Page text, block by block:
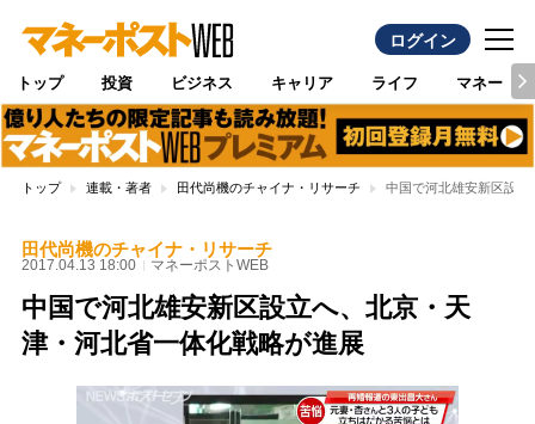
ログイン
トップ 投資 ビジネス キャリア ライフ マネー
トップ 連載・著者 田代尚機のチャイナ・リサーチ 中国で河北雄安新区設
田代尚機のチャイナ・リサーチ
2017.04.13 18:00 マネーポストWEB
中国で河北雄安新区設立へ、北京・天
津・河北省一体化戦略が進展